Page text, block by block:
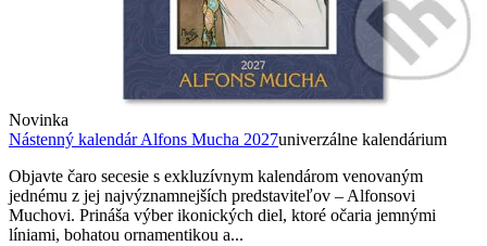
Novinka
Nástenný kalendár Alfons Mucha 2027univerzálne kalendárium
Objavte čaro secesie s exkluzívnym kalendárom venovaným
jednému z jej najvýznamnejších predstaviteľov – Alfonsovi
Muchovi. Prináša výber ikonických diel, ktoré očaria jemnými
líniami, bohatou ornamentikou a...